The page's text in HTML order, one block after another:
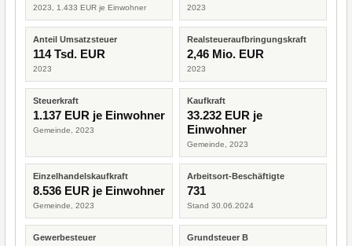
2023, 1.433 EUR je Einwohner 2023
Anteil Umsatzsteuer
114 Tsd. EUR
2023
Realsteueraufbringungskraft
2,46 Mio. EUR
2023
Steuerkraft
1.137 EUR je Einwohner
Gemeinde, 2023
Kaufkraft
33.232 EUR je
Einwohner
Gemeinde, 2023
Einzelhandelskaufkraft
8.536 EUR je Einwohner
Gemeinde, 2023
Arbeitsort-Beschäftigte
731
Stand 30.06.2024
Gewerbesteuer Grundsteuer B